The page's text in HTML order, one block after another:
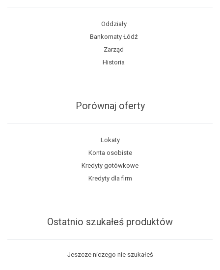
Oddziały
Bankomaty Łódź
Zarząd
Historia
Porównaj oferty
Lokaty
Konta osobiste
Kredyty gotówkowe
Kredyty dla firm
Ostatnio szukałeś produktów
Jeszcze niczego nie szukałeś